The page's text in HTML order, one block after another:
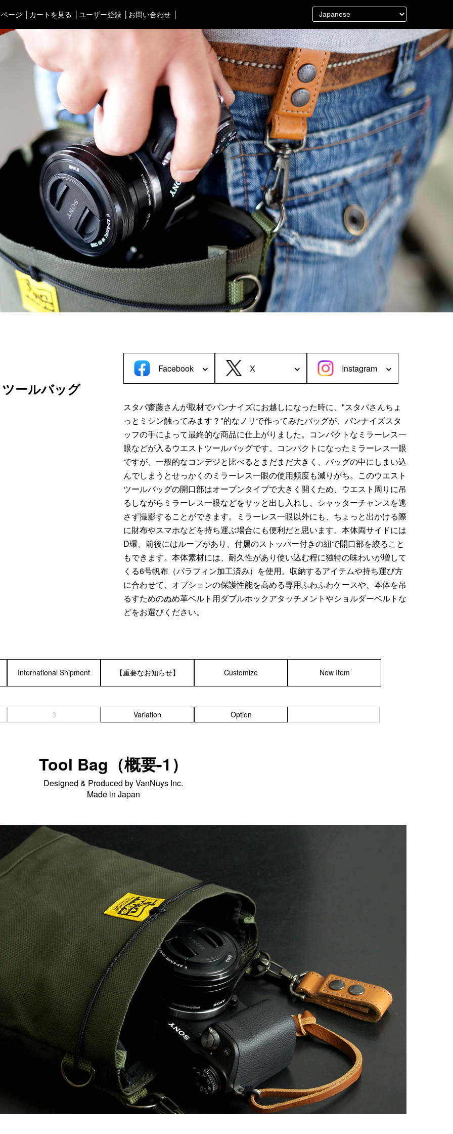
ルオーディオケース＞
ンケース など／汎用
Astell&Kern
Cayin
Other
ビジネスバッグ
リュック／バックパック
ショルダーバッグ
斜めがけショルダーバッグ
サブバッグ／ウエストバッグ
バッグインバッグ
トートバッグ
ボストンバッグ
カメラバッグ
＜Other＞
財布／カード、コインケース
財布以外の革製品
ステーショナリー
便利なアタッチメント／パーツ
ショルダーベルト／パット
ストラップ／ネックストラップ
カメラ用ストラップ
キーケース／キーホルダー
スマートキーケース
車／自転車／バイク
マスク関連商品
タブレットケース＞
iPad
MacBook
＜デジカメケース＞
SONY
Canon
Nikon
＜Case＞
予備バッテリー／電源ケース
ボトルホルダー／傘ケース
電子タバコ／タバコケース
レディースショップ
即納ショップ
訳あり＆アウトレットShop
ブランドストーリー
スタッフブログ
ージ カートを見る ユーザー登録 お問い合わせ
ールバッグ
Facebook X Instagram
スタパ齋藤さんが取材でバンナイズにお越しになった時に、"スタパさんちょ
っとミシン触ってみます？"的なノリで作ってみたバッグが、バンナイズスタ
ッフの手によって最終的な商品に仕上がりました。コンパクトなミラーレス一
眼などが入るウエストツールバッグです。コンパクトになったミラーレス一眼
ですが、一般的なコンデジと比べるとまだまだ大きく、バッグの中にしまい込
んでしまうとせっかくのミラーレス一眼の使用頻度も減りがち。このウエスト
ツールバッグの開口部はオープンタイプで大きく開くため、ウエスト周りに吊
るしながらミラーレス一眼などをサッと出し入れし、シャッターチャンスを逃
さず撮影することができます。ミラーレス一眼以外にも、ちょっと出かける際
に財布やスマホなどを持ち運ぶ場合にも便利だと思います。本体両サイドには
D環、前後にはループがあり、付属のストッパー付きの紐で開口部を絞ること
もできます。本体素材には、耐久性があり使い込む程に独特の味わいが増して
くる6号帆布（パラフィン加工済み）を使用。収納するアイテムや持ち運び方
に合わせて、オプションの保護性能を高める専用ふわふわケースや、本体を吊
るすためのぬめ革ベルト用ダブルホックアタッチメントやショルダーベルトな
どをお選びください。
International Shipment 【重要なお知らせ】 Customize New Item
3 Variation Option
Tool Bag（概要-1）
Designed & Produced by VanNuys Inc.
Made in Japan